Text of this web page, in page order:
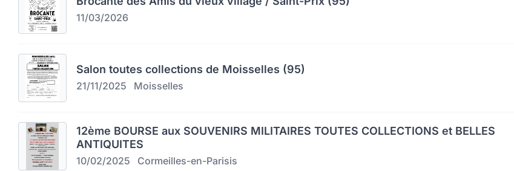
11/03/2026
Salon toutes collections de Moisselles (95)
21/11/2025 Moisselles
12ème BOURSE aux SOUVENIRS MILITAIRES TOUTES COLLECTIONS et BELLES
ANTIQUITES
10/02/2025 Cormeilles-en-Parisis